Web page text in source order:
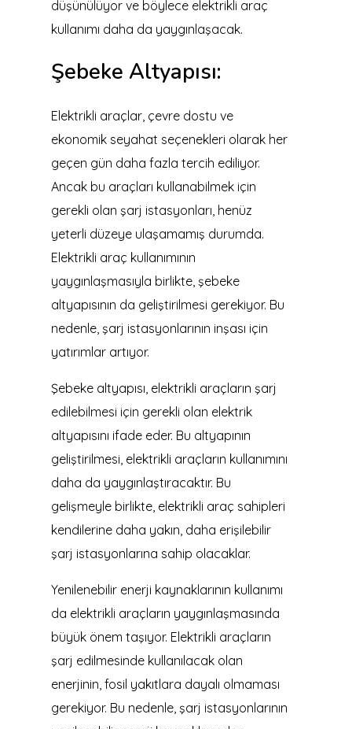
düşünülüyor ve böylece elektrikli araç
kullanımı daha da yaygınlaşacak.
Şebeke Altyapısı:
Elektrikli araçlar, çevre dostu ve
ekonomik seyahat seçenekleri olarak her
geçen gün daha fazla tercih ediliyor.
Ancak bu araçları kullanabilmek için
gerekli olan şarj istasyonları, henüz
yeterli düzeye ulaşamamış durumda.
Elektrikli araç kullanımının
yaygınlaşmasıyla birlikte, şebeke
altyapısının da geliştirilmesi gerekiyor. Bu
nedenle, şarj istasyonlarının inşası için
yatırımlar artıyor.
Şebeke altyapısı, elektrikli araçların şarj
edilebilmesi için gerekli olan elektrik
altyapısını ifade eder. Bu altyapının
geliştirilmesi, elektrikli araçların kullanımını
daha da yaygınlaştıracaktır. Bu
gelişmeyle birlikte, elektrikli araç sahipleri
kendilerine daha yakın, daha erişilebilir
şarj istasyonlarına sahip olacaklar.
Yenilenebilir enerji kaynaklarının kullanımı
da elektrikli araçların yaygınlaşmasında
büyük önem taşıyor. Elektrikli araçların
şarj edilmesinde kullanılacak olan
enerjinin, fosil yakıtlara dayalı olmaması
gerekiyor. Bu nedenle, şarj istasyonlarının